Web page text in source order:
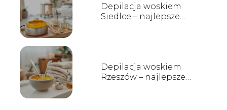
Depilacja woskiem
Siedlce – najlepsze
Depilacja woskiem
Rzeszów – najlepsze